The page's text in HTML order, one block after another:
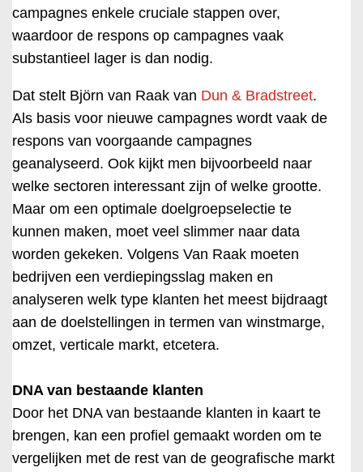
campagnes enkele cruciale stappen over,
waardoor de respons op campagnes vaak
substantieel lager is dan nodig.
Dat stelt Björn van Raak van Dun & Bradstreet.
Als basis voor nieuwe campagnes wordt vaak de
respons van voorgaande campagnes
geanalyseerd. Ook kijkt men bijvoorbeeld naar
welke sectoren interessant zijn of welke grootte.
Maar om een optimale doelgroepselectie te
kunnen maken, moet veel slimmer naar data
worden gekeken. Volgens Van Raak moeten
bedrijven een verdiepingsslag maken en
analyseren welk type klanten het meest bijdraagt
aan de doelstellingen in termen van winstmarge,
omzet, verticale markt, etcetera.
DNA van bestaande klanten
Door het DNA van bestaande klanten in kaart te
brengen, kan een profiel gemaakt worden om te
vergelijken met de rest van de geografische markt